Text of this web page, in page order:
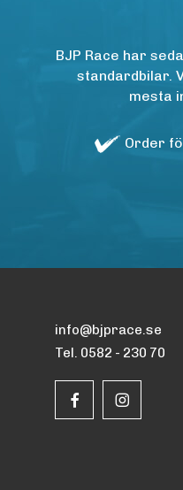
BJP Race har
standardbilar.
mesta
Order
info@bjprace.se
Tel. 0582 - 230 70